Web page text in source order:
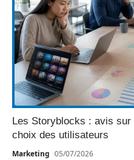
Les Storyblocks : avis
choix des utilisateurs
Marketing 05/07/2026